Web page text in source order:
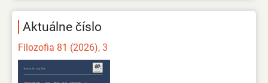
Aktuálne číslo
Filozofia 81 (2026), 3